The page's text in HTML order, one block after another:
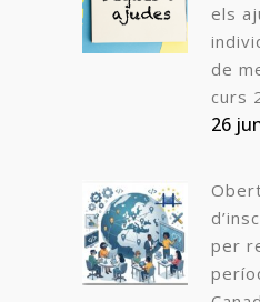
els
de
curs
26
per